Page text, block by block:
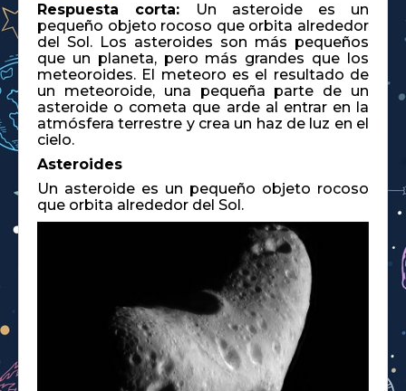
Respuesta corta:
Un asteroide es un
pequeño objeto rocoso que orbita alrededor
del Sol. Los asteroides son más pequeños
que un planeta, pero más grandes que los
meteoroides. El meteoro es el resultado de
un meteoroide, una pequeña parte de un
asteroide o cometa que arde al entrar en la
atmósfera terrestre y crea un haz de luz en el
cielo.
Asteroides
Un asteroide es un pequeño objeto rocoso
que orbita alrededor del Sol.